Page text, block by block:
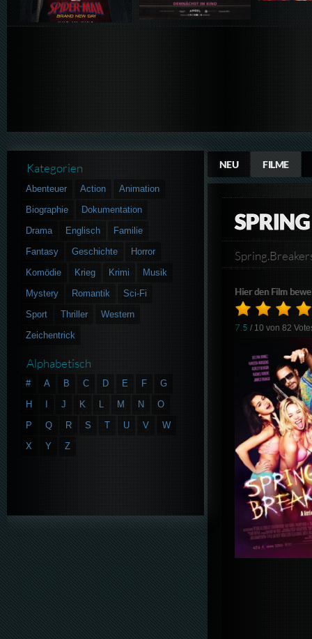
NEU FILME
Hier den Film
7.5 / 10 von82
Kategorien
Abenteuer Action
Animation
Biographie
Dokumentation
Drama
Englisch
Familie
Fantasy
Geschichte
Horror
Komödie
Krieg Krimi
Musik
Mystery
Romantik
Sci-Fi
Sport
Thriller
Western
Zeichentrick
Alphabetisch
# A B C D E F
G
H
J K L M N
O
P
Q R S T U V
W
X
Y Z